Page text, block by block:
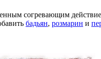
согревающим
бадьян, розмарин и